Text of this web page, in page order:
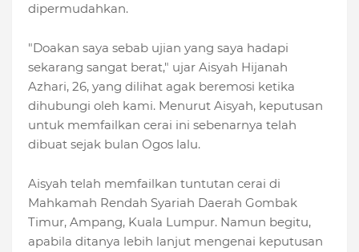
dipermudahkan.
"Doakan saya sebab ujian yang saya hadapi
sekarang sangat berat," ujar Aisyah Hijanah
Azhari, 26, yang dilihat agak beremosi ketika
dihubungi oleh kami. Menurut Aisyah, keputusan
untuk memfailkan cerai ini sebenarnya telah
dibuat sejak bulan Ogos lalu.
Aisyah telah memfailkan tuntutan cerai di
Mahkamah Rendah Syariah Daerah Gombak
Timur, Ampang, Kuala Lumpur. Namun begitu,
apabila ditanya lebih lanjut mengenai keputusan